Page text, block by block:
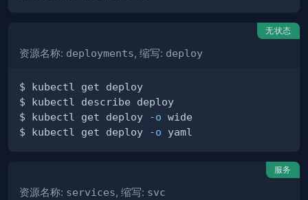
无状态
资源名称: deployments, 缩写: deploy
$ kubectl get deploy
-o
$ kubectl get deploy
-o
服务
资源名称: services, 缩写: svc